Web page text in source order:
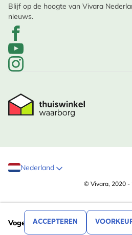
ACCEPTEREN
Vogelknuffel met geluid –
Blijf op de hoogte van Vivara
nieuws.
Nederland
© Vivara, 2020 -